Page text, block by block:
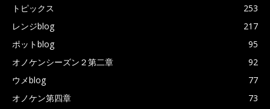
トピックス
253
レンジblog
217
ポットblog
95
オノケンシーズン２第二章
92
ウメblog
77
オノケン第四章
73